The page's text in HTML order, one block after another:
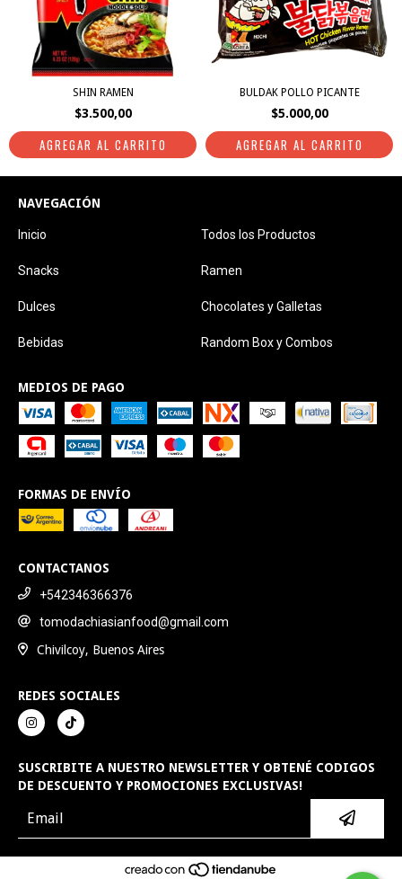
SHIN RAMEN
$3.500,00
BULDAK POLLO PICANTE
$5.000,00
NAVEGACIÓN
Inicio Todos los Productos
Snacks Ramen
Dulces Chocolates y Galletas
Bebidas Random Box y Combos
MEDIOS DE PAGO
FORMAS DE ENVÍO
CONTACTANOS
+542346366376
tomodachiasianfood@gmail.com
Chivilcoy, Buenos Aires
REDES SOCIALES
SUSCRIBITE A NUESTRO NEWSLETTER Y OBTENÉ CODIGOS
DE DESCUENTO Y PROMOCIONES EXCLUSIVAS!